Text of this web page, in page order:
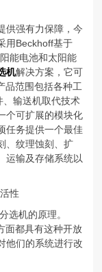
供强有力保障，今
用Beckhoff基于
能电池和太阳能
机解决方案，它可
品范围包括各种工
输送机取代技术
个可扩展的模块化
任务提供一个最佳
、纹理蚀刻、扩
运输及存储系统以
性
选机的原理。
面都具有这种开放
他们的系统进行改